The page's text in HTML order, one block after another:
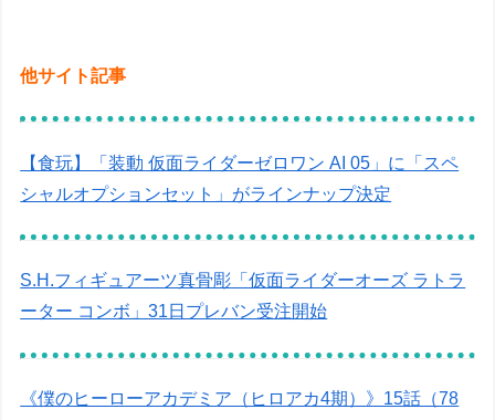
他サイト記事
【食玩】「装動 仮面ライダーゼロワン AI 05」に「スペ
シャルオプションセット」がラインナップ決定
S.H.フィギュアーツ真骨彫「仮面ライダーオーズ ラトラ
ーター コンボ」31日プレバン受注開始
《僕のヒーローアカデミア（ヒロアカ4期）》15話（78